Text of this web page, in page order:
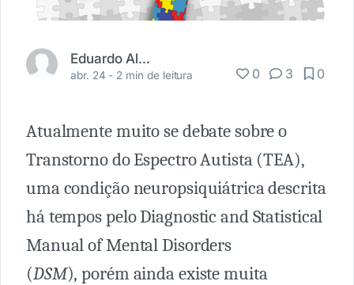
Eduardo Alcantara
abr. 24 - 2 min de leitura 0 3 0
Atualmente muito se debate sobre o
Transtorno do Espectro Autista (TEA),
uma condição neuropsiquiátrica descrita
há tempos pelo Diagnostic and Statistical
Manual of Mental Disorders
(DSM), porém ainda existe muita